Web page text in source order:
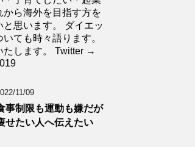
から海外を目指す方を
思います。 ダイエッ
いても時々語ります。
たします。 Twitter →
11/09
事制限も運動も嫌だが
せたい人へ伝えたい